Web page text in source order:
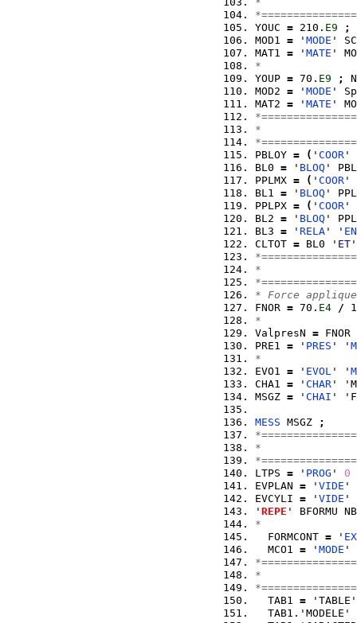
YOUC = 210. E9 ;
MOD1 = ' MODE '
MAT1 = ' MATE '
*
YOUP = 70. E9 ;
MOD2 = ' MODE '
MAT2 = ' MATE '
*
PBLOY = ( ' COOR '
BL0 = ' BLOQ '
PPLMX = ( ' COOR '
BL1 = ' BLOQ '
PPLPX = ( ' COOR '
BL2 = ' BLOQ '
BL3 = ' RELA ' '
CLTOT = BL0 ' ET
*
* Force
FNOR = 70. E4 /
*
ValpresN =
PRE1 = ' PRES ' '
*
EVO1 = ' EVOL ' '
CHA1 = ' CHAR '
MSGZ = ' CHAI '
MESS MSGZ
;
*
LTPS = ' PROG ' 0
EVPLAN = ' VIDE '
EVCYLI = ' VIDE '
' REPE ' BFORMU
*
  FORMCONT
= '
  MCO1
= ' MODE '
*
  TAB1
=